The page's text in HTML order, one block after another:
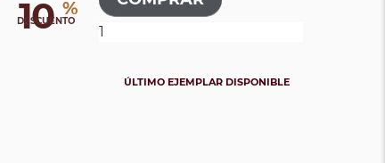
10 %
DESCUENTO
ÚLTIMO EJEMPLAR DISPONIBLE